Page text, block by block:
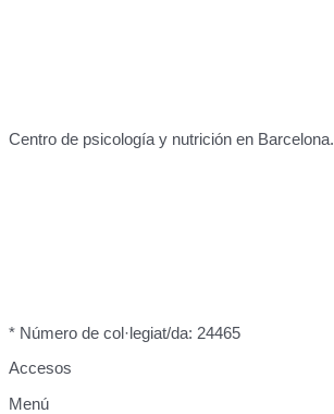
Centro de psicología y nutrición en Barcelona.
* Número de col·legiat/da: 24465
Accesos
Menú